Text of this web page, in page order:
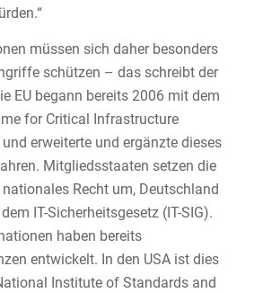
müssen sich daher besonders
schützen – das schreibt der
EU begann bereits 2006 mit dem
for Critical Infrastructure
erweiterte und ergänzte dieses
Mitgliedsstaaten setzen die
nationales Recht um, Deutschland
IT-Sicherheitsgesetz (IT-SIG).
haben bereits
entwickelt. In den USA ist dies
Institute of Standards and